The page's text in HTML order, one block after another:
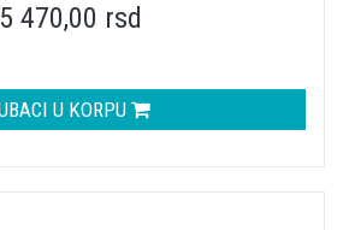
5 470,00 rsd
U KORPU